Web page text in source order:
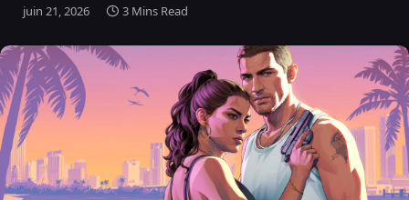
juin 21, 2026 3 Mins Read